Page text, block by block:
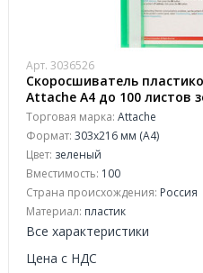
Арт. 3036526
Скоросшиватель
Attache А4 до 100 листов
обложки 0.11/0.15 мм, 10
Торговая марка: Attache
Формат: 303x216 мм (А4)
Цвет: зеленый
Вместимость: 100
Страна происхождения: Россия
Материал: пластик
Все характеристики
Цена с НДС